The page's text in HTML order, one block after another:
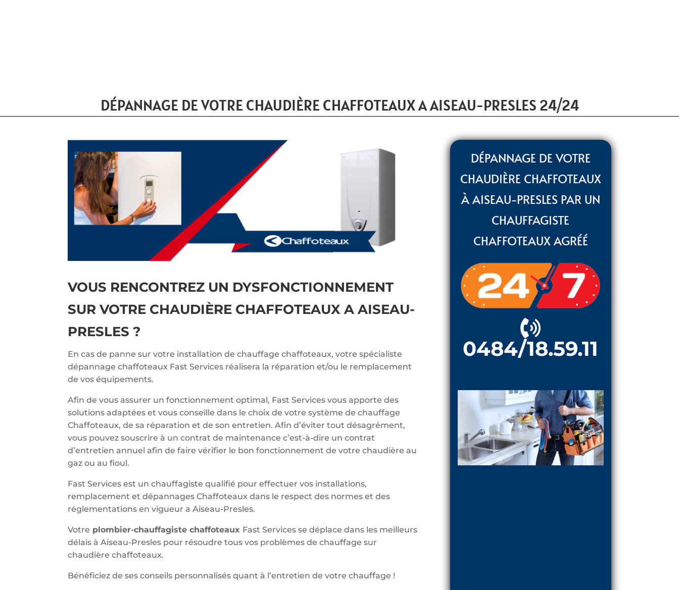
DÉPANNAGE DE VOTRE CHAUDIÈRE CHAFFOTEAUX A AISEAU-PRESLES 24/24
VOUS RENCONTREZ UN DYSFONCTIONNEMENT
SUR VOTRE CHAUDIÈRE CHAFFOTEAUX A AISEAU-
PRESLES ?
En cas de panne sur votre installation de chauffage chaffoteaux, votre spécialiste
dépannage chaffoteaux Fast Services réalisera la réparation et/ou le remplacement
de vos équipements.
Afin de vous assurer un fonctionnement optimal, Fast Services vous apporte des
solutions adaptées et vous conseille dans le choix de votre système de chauffage
Chaffoteaux, de sa réparation et de son entretien. Afin d’éviter tout désagrément,
vous pouvez souscrire à un contrat de maintenance c’est-à-dire un contrat
d’entretien annuel afin de faire vérifier le bon fonctionnement de votre chaudière au
gaz ou au fioul.
Fast Services est un chauffagiste qualifié pour effectuer vos installations,
remplacement et dépannages Chaffoteaux dans le respect des normes et des
réglementations en vigueur a Aiseau-Presles.
Votre plombier-chauffagiste chaffoteaux Fast Services se déplace dans les meilleurs
délais à Aiseau-Presles pour résoudre tous vos problèmes de chauffage sur
chaudière chaffoteaux.
Bénéficiez de ses conseils personnalisés quant à l’entretien de votre chauffage !
DÉPANNAGE DE VOTRE
CHAUDIÈRE CHAFFOTEAUX
À AISEAU-PRESLES PAR UN
CHAUFFAGISTE
CHAFFOTEAUX AGRÉÉ
0484/18.59.11